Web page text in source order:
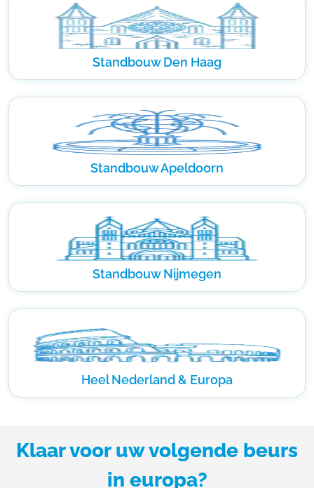
Standbouw Den Haag
Standbouw Apeldoorn
Standbouw Nijmegen
Heel Nederland & Europa
Klaar voor uw volgende beurs
in europa?